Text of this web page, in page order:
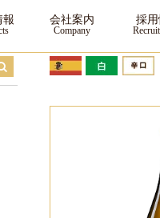
イン
報 会社案内 採